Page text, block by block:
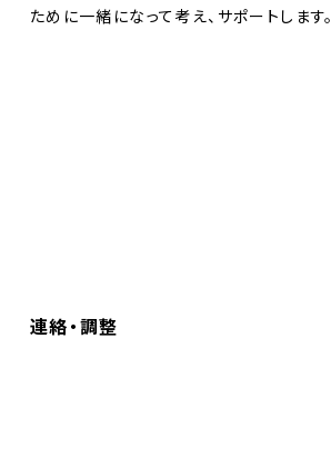
ために一緒になって考え、サポートします。
連絡・調整